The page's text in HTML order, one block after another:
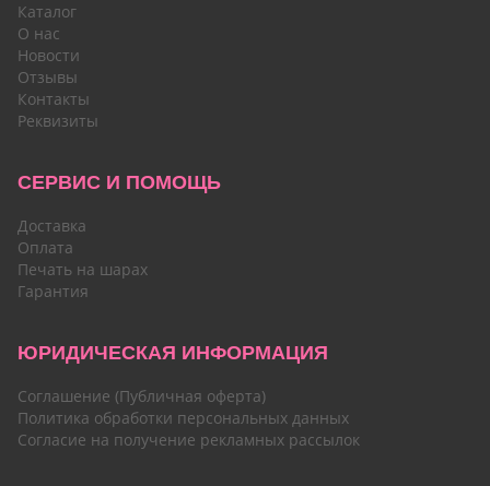
Каталог
О нас
Новости
Отзывы
Контакты
Реквизиты
СЕРВИС И ПОМОЩЬ
Доставка
Оплата
Печать на шарах
Гарантия
ЮРИДИЧЕСКАЯ ИНФОРМАЦИЯ
Соглашение (Публичная оферта)
Политика обработки персональных данных
Согласие на получение рекламных рассылок